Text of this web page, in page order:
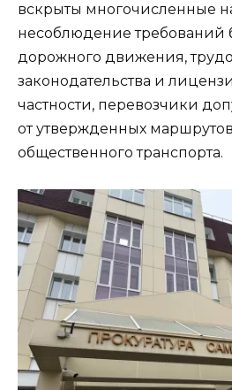
вскрыты многочисленные
несоблюдение требований
дорожного движения,
законодательства и
частности, перевозчики
от утвержденных
общественного транспорта.